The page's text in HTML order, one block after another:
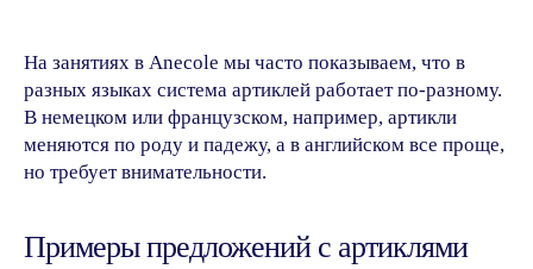
На занятиях в Anecole мы часто показываем, что в
разных языках система артиклей работает по-разному.
В немецком или французском, например, артикли
меняются по роду и падежу, а в английском все проще,
но требует внимательности.
Примеры предложений с артиклями